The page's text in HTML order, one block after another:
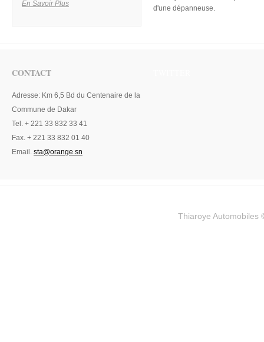
En Savoir Plus
d'une dépanneuse.
CONTACT
Adresse: Km 6,5 Bd du Centenaire de la
Commune de Dakar
Tel. + 221 33 832 33 41
Fax. + 221 33 832 01 40
Email. sta@orange.sn
Thiaroye